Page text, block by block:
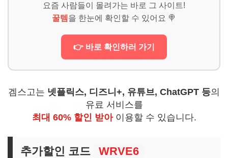
요즘 사람들이 몰려가는 바로 그 사이트!
꿀템 을 한눈에 확인할 수 있어요 🍭
👉 바로 확인하러 가기
겜스고는 넷플릭스, 디즈니+, 유튜브, ChatGPT 등의
유료 서비스를
최대 60% 할인 받아이용할 수 있습니다.
추가할인 코드 WRVE6